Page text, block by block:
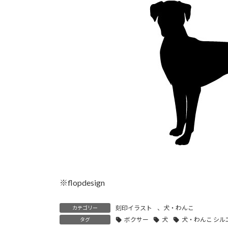
※flopdesign
カテゴリー 刻印イラスト 、 犬・わんこ
タグ ボクサー 犬 犬・わんこ シル